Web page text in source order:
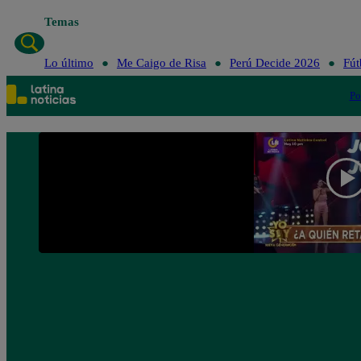
Temas
Lo último Me Caigo de Risa Perú Decide 2026